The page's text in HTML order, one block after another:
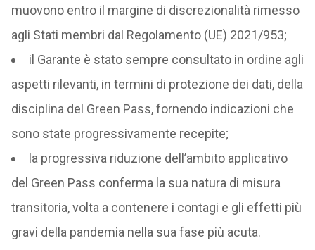
muovono entro il margine di discrezionalità rimesso
agli Stati membri dal Regolamento (UE) 2021/953;
il Garante è stato sempre consultato in ordine agli
aspetti rilevanti, in termini di protezione dei dati, della
disciplina del Green Pass, fornendo indicazioni che
sono state progressivamente recepite;
la progressiva riduzione dell’ambito applicativo
del Green Pass conferma la sua natura di misura
transitoria, volta a contenere i contagi e gli effetti più
gravi della pandemia nella sua fase più acuta.